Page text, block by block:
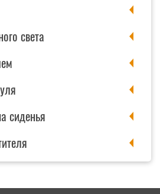
света
сиденья